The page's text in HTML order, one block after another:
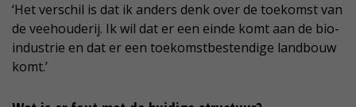
‘Het verschil is dat ik anders denk over de toekomst van
de veehouderij. Ik wil dat er een einde komt aan de bio-
industrie en dat er een toekomstbestendige landbouw
komt.’